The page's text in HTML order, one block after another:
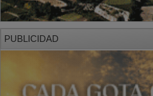
PUBLICIDAD